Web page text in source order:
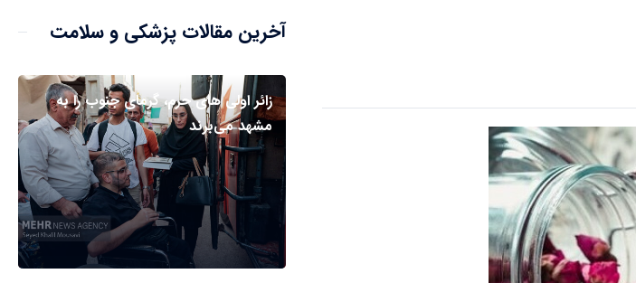
آخرین مقالات پزشکی و سلامت
زائر اولی های حرم، گرمای جنوب را به
مشهد می‌برند